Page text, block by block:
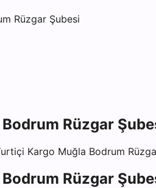
Rüzgar Şubesi
Rüzgar
Kargo Muğla Bodrum
Rüzgar